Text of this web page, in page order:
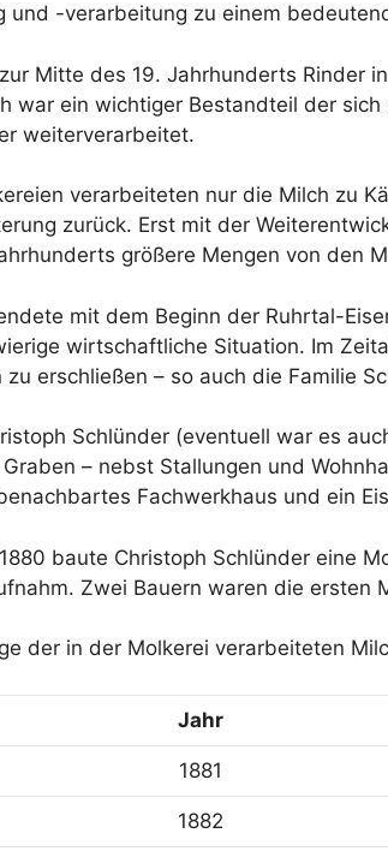
und -verarbeitung zu einem
Mitte des 19. Jahrhunderts Rinder
war ein wichtiger Bestandteil der
weiterverarbeitet.
verarbeiteten nur die Milch zu
zurück. Erst mit der
größere Mengen von den
mit dem Beginn der Ruhrtal-
wirtschaftliche Situation. Im
zu erschließen – so auch die Familie
Schlünder (eventuell war es
– nebst Stallungen und
Fachwerkhaus und ein
baute Christoph Schlünder eine
Zwei Bauern waren die ersten
der in der Molkerei verarbeiteten
Jahr
1881
1882